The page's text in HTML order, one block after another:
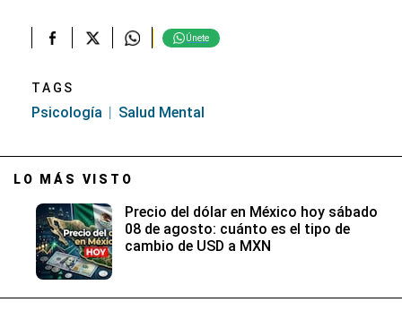
Únete
TAGS
Psicología Salud Mental
LO MÁS VISTO
Precio del dólar en México hoy sábado
08 de agosto: cuánto es el tipo de
cambio de USD a MXN